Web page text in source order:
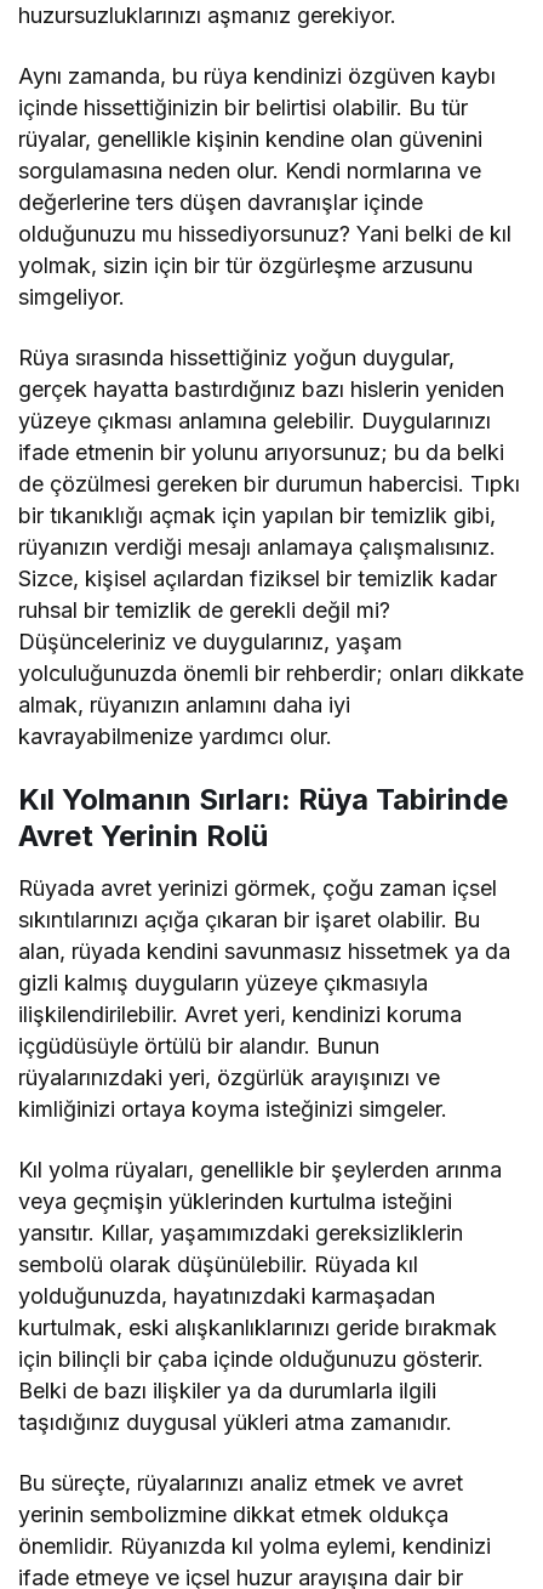
huzursuzluklarınızı aşmanız gerekiyor.
Aynı zamanda, bu rüya kendinizi özgüven kaybı
içinde hissettiğinizin bir belirtisi olabilir. Bu tür
rüyalar, genellikle kişinin kendine olan güvenini
sorgulamasına neden olur. Kendi normlarına ve
değerlerine ters düşen davranışlar içinde
olduğunuzu mu hissediyorsunuz? Yani belki de kıl
yolmak, sizin için bir tür özgürleşme arzusunu
simgeliyor.
Rüya sırasında hissettiğiniz yoğun duygular,
gerçek hayatta bastırdığınız bazı hislerin yeniden
yüzeye çıkması anlamına gelebilir. Duygularınızı
ifade etmenin bir yolunu arıyorsunuz; bu da belki
de çözülmesi gereken bir durumun habercisi. Tıpkı
bir tıkanıklığı açmak için yapılan bir temizlik gibi,
rüyanızın verdiği mesajı anlamaya çalışmalısınız.
Sizce, kişisel açılardan fiziksel bir temizlik kadar
ruhsal bir temizlik de gerekli değil mi?
Düşünceleriniz ve duygularınız, yaşam
yolculuğunuzda önemli bir rehberdir; onları dikkate
almak, rüyanızın anlamını daha iyi
kavrayabilmenize yardımcı olur.
Kıl Yolmanın Sırları: Rüya Tabirinde
Avret Yerinin Rolü
Rüyada avret yerinizi görmek, çoğu zaman içsel
sıkıntılarınızı açığa çıkaran bir işaret olabilir. Bu
alan, rüyada kendini savunmasız hissetmek ya da
gizli kalmış duyguların yüzeye çıkmasıyla
ilişkilendirilebilir. Avret yeri, kendinizi koruma
içgüdüsüyle örtülü bir alandır. Bunun
rüyalarınızdaki yeri, özgürlük arayışınızı ve
kimliğinizi ortaya koyma isteğinizi simgeler.
Kıl yolma rüyaları, genellikle bir şeylerden arınma
veya geçmişin yüklerinden kurtulma isteğini
yansıtır. Kıllar, yaşamımızdaki gereksizliklerin
sembolü olarak düşünülebilir. Rüyada kıl
yolduğunuzda, hayatınızdaki karmaşadan
kurtulmak, eski alışkanlıklarınızı geride bırakmak
için bilinçli bir çaba içinde olduğunuzu gösterir.
Belki de bazı ilişkiler ya da durumlarla ilgili
taşıdığınız duygusal yükleri atma zamanıdır.
Bu süreçte, rüyalarınızı analiz etmek ve avret
yerinin sembolizmine dikkat etmek oldukça
önemlidir. Rüyanızda kıl yolma eylemi, kendinizi
ifade etmeye ve içsel huzur arayışına dair bir